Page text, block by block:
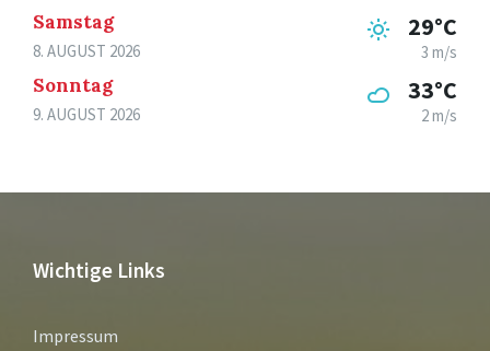
Samstag
8. AUGUST 2026
29°C
3 m/s
Sonntag
9. AUGUST 2026
33°C
2 m/s
Wichtige Links
Impressum